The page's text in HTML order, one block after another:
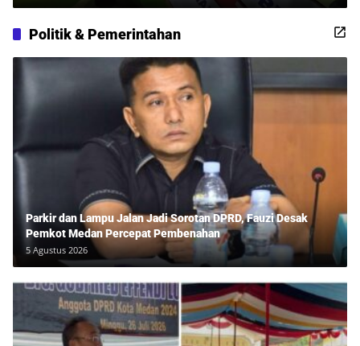
Politik & Pemerintahan
Parkir dan Lampu Jalan Jadi Sorotan DPRD, Fauzi Desak
Pemkot Medan Percepat Pembenahan
5 Agustus 2026